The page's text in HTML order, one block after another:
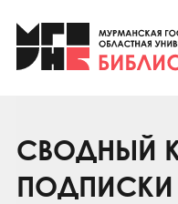
Клуб «Гиря и
Клуб
Коллегам
Контакты
СВОДНЫЙ
ПОДПИСКИ